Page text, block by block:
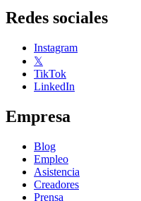
Redes sociales
Instagram
𝕏
TikTok
LinkedIn
Empresa
Blog
Empleo
Asistencia
Creadores
Prensa